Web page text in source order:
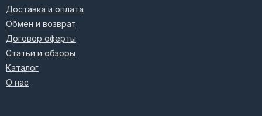
Доставка и оплата
Обмен и возврат
Договор оферты
Статьи и обзоры
Каталог
О нас